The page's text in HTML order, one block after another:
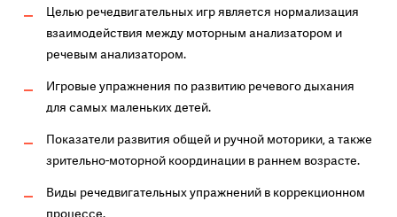
Целью речедвигательных игр является нормализация
взаимодействия между моторным анализатором и
речевым анализатором.
Игровые упражнения по развитию речевого дыхания
для самых маленьких детей.
Показатели развития общей и ручной моторики, а также
зрительно-моторной координации в раннем возрасте.
Виды речедвигательных упражнений в коррекционном